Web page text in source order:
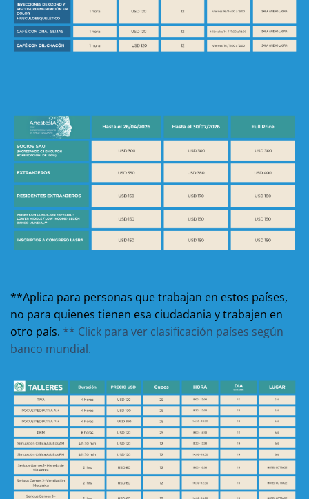
**Aplica para personas que trabajan en estos países,
no para quienes tienen esa ciudadania y trabajen en
otro país. ** Click para ver clasificación países según
banco mundial.